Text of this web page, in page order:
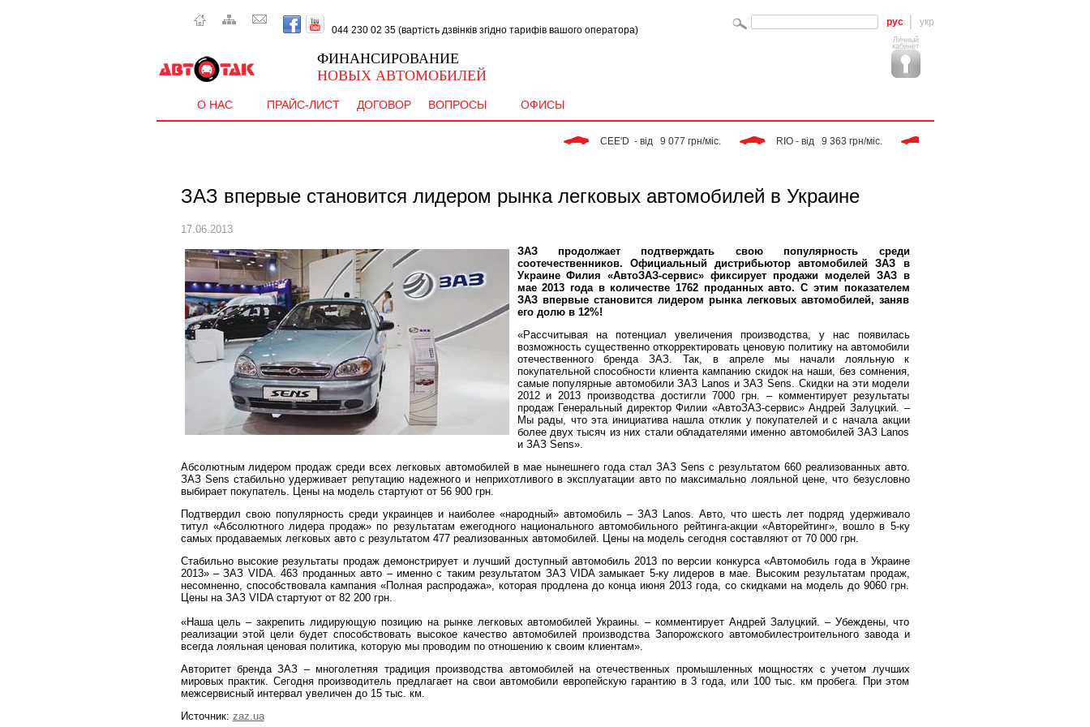
044 230 02 35 (вартість дзвінків згідно тарифів вашого оператора)
рус укр
ФИНАНСИРОВАНИЕ
НОВЫХ АВТОМОБИЛЕЙ
Личный
кабинет
О НАС ПРАЙС-ЛИСТ ДОГОВОР ВОПРОСЫ ОФИСЫ
CEE'D  - від   9 077 грн/міс. RIO - від   9 363 грн/міс. Tiggo - від   9 283 грн/міс.
ЗАЗ впервые становится лидером рынка легковых автомобилей в Украине
17.06.2013
ЗАЗ продолжает подтверждать свою популярность среди
соотечественников. Официальный дистрибьютор автомобилей ЗАЗ в
Украине Филия «АвтоЗАЗ-сервис» фиксирует продажи моделей ЗАЗ в
мае 2013 года в количестве 1762 проданных авто. С этим показателем
ЗАЗ впервые становится лидером рынка легковых автомобилей, заняв
его долю в 12%!
«Рассчитывая на потенциал увеличения производства, у нас появилась
возможность существенно откорректировать ценовую политику на автомобили
отечественного бренда ЗАЗ. Так, в апреле мы начали лояльную к
покупательной способности клиента кампанию скидок на наши, без сомнения,
самые популярные автомобили ЗАЗ Lanos и ЗАЗ Sens. Скидки на эти модели
2012 и 2013 производства достигли 7000 грн. – комментирует результаты
продаж Генеральный директор Филии «АвтоЗАЗ-сервис» Андрей Залуцкий. –
Мы рады, что эта инициатива нашла отклик у покупателей и с начала акции
более двух тысяч из них стали обладателями именно автомобилей ЗАЗ Lanos
и ЗАЗ Sens».
Абсолютным лидером продаж среди всех легковых автомобилей в мае нынешнего года стал ЗАЗ Sens с результатом 660 реализованных авто.
ЗАЗ Sens стабильно удерживает репутацию надежного и неприхотливого в эксплуатации авто по максимально лояльной цене, что безусловно
выбирает покупатель. Цены на модель стартуют от 56 900 грн.
Подтвердил свою популярность среди украинцев и наиболее «народный» автомобиль – ЗАЗ Lanos. Авто, что шесть лет подряд удерживало
титул «Абсолютного лидера продаж» по результатам ежегодного национального автомобильного рейтинга-акции «Авторейтинг», вошло в 5-ку
самых продаваемых легковых авто с результатом 477 реализованных автомобилей. Цены на модель сегодня составляют от 70 000 грн.
Стабильно высокие результаты продаж демонстрирует и лучший доступный автомобиль 2013 по версии конкурса «Автомобиль года в Украине
2013» – ЗАЗ VIDA. 463 проданных авто – именно с таким результатом ЗАЗ VIDA замыкает 5-ку лидеров в мае. Высоким результатам продаж,
несомненно, способствовала кампания «Полная распродажа», которая продлена до конца июня 2013 года, со скидками на модель до 9060 грн.
Цены на ЗАЗ VIDA стартуют от 82 200 грн.
«Наша цель – закрепить лидирующую позицию на рынке легковых автомобилей Украины. – комментирует Андрей Залуцкий. – Убеждены, что
реализации этой цели будет способствовать высокое качество автомобилей производства Запорожского автомобилестроительного завода и
всегда лояльная ценовая политика, которую мы проводим по отношению к своим клиентам».
Авторитет бренда ЗАЗ – многолетняя традиция производства автомобилей на отечественных промышленных мощностях с учетом лучших
мировых практик. Сегодня производитель предлагает на свои автомобили европейскую гарантию в 3 года, или 100 тыс. км пробега. При этом
межсервисный интервал увеличен до 15 тыс. км.
Источник: zaz.ua